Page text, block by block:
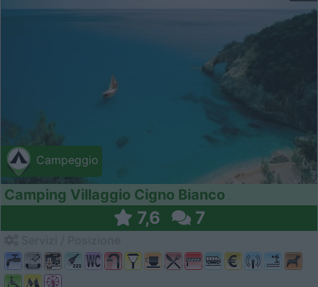
Campeggio
Camping Villaggio Cigno Bianco
7,6 7